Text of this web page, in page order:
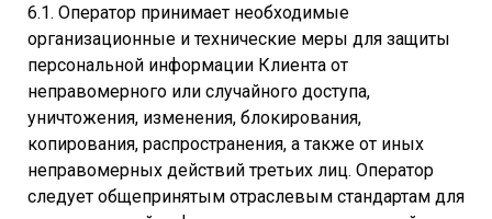
6.1. Оператор принимает необходимые
организационные и технические меры для защиты
персональной информации Клиента от
неправомерного или случайного доступа,
уничтожения, изменения, блокирования,
копирования, распространения, а также от иных
неправомерных действий третьих лиц. Оператор
следует общепринятым отраслевым стандартам для